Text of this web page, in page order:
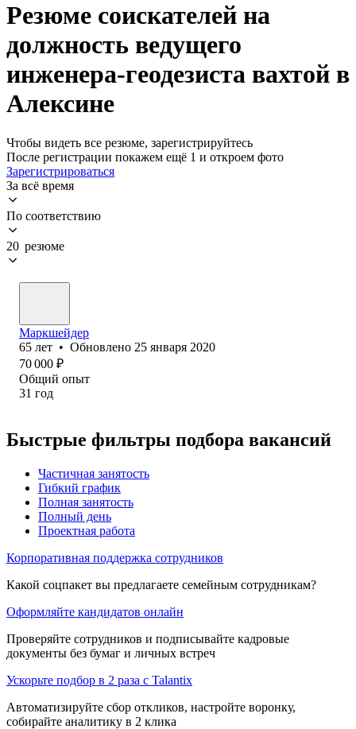
Резюме соискателей на
должность ведущего
инженера-геодезиста вахтой в
Алексине
Чтобы видеть все резюме, зарегистрируйтесь
После регистрации покажем ещё 1 и откроем фото
Зарегистрироваться
За всё время
По соответствию
20 резюме
Маркшейдер
65 лет • Обновлено 25 января 2020
70 000 ₽
Общий опыт
31 год
Быстрые фильтры подбора вакансий
Частичная занятость
Гибкий график
Полная занятость
Полный день
Проектная работа
Корпоративная поддержка сотрудников
Какой соцпакет вы предлагаете семейным сотрудникам?
Оформляйте кандидатов онлайн
Проверяйте сотрудников и подписывайте кадровые
документы без бумаг и личных встреч
Ускорьте подбор в 2 раза с Talantix
Автоматизируйте сбор откликов, настройте воронку,
собирайте аналитику в 2 клика